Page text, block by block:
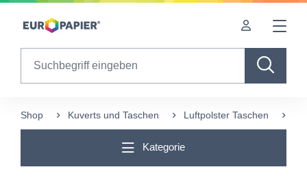
Table Of Content
Diese Produkte könnten Sie auch interessieren
Shop Kuverts und Taschen Luftpolster Taschen
Kategorie